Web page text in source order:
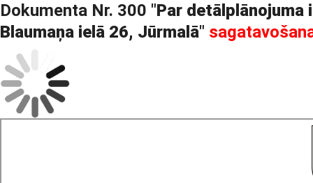
Dokumenta Nr. 300 "Par detālplānojuma
Blaumaņa ielā 26, Jūrmalā"